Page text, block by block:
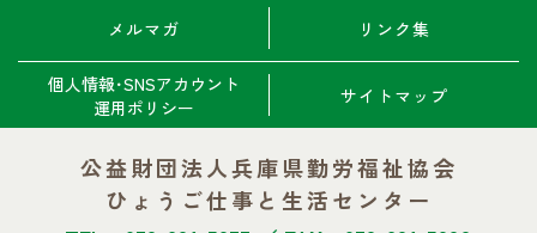
メルマガ リンク集
個人情報･SNSアカウント
運用ポリシー
サイトマップ
公益財団法人兵庫県勤労福祉協会
ひょうご仕事と生活センター